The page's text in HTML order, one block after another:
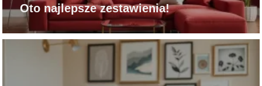
Oto najlepsze zestawienia!